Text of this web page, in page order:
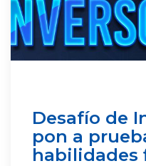
Desafío de
pon a
habilidades